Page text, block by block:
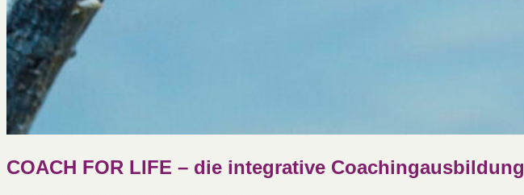
COACH FOR LIFE – die integrative Coachingausbildung